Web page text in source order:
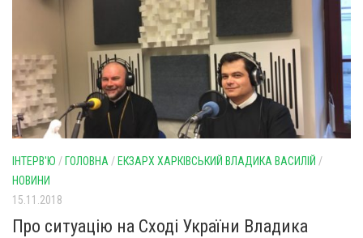
ІНТЕРВ'Ю / ГОЛОВНА / ЕКЗАРХ ХАРКІВСЬКИЙ ВЛАДИКА ВАСИЛІЙ /
НОВИНИ
15.11.2018
Про ситуацію на Сході України Владика